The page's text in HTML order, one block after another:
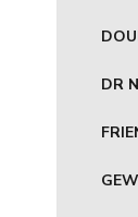
DR